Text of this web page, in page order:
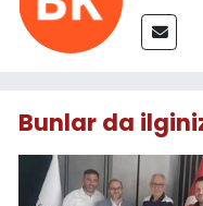
Bunlar da